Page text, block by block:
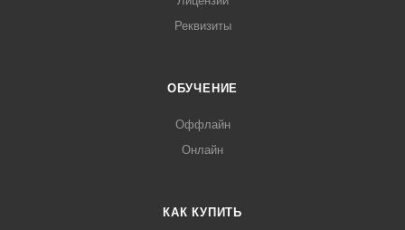
Реквизиты
ОБУЧЕНИЕ
Оффлайн
Онлайн
КАК КУПИТЬ